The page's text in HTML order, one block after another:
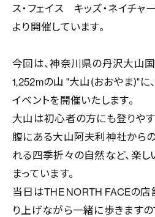
ス・フェイス キッズ・ネイチャ
より開催しています。
今回は、神奈川県の丹沢大山
1,252mの山 "大山(おおやま)"に
イベントを開催いたします。
大山は初心者の方にも登りや
腹にある大山阿夫利神社から
れる四季折々の自然など、楽し
まっています。
当日はTHE NORTH FACEの店
り上げながら一緒に歩きます